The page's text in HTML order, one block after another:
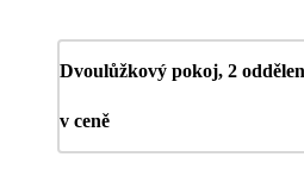
Dvoulůžkový pokoj, 2
v ceně